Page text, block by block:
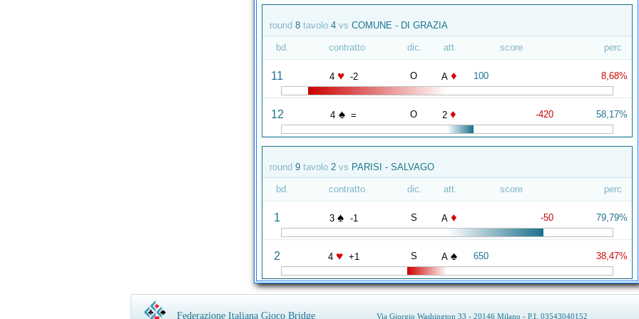
round 8 tavolo 4 vs COMUNE - DI GRAZIA
bd. contratto dic. att. score perc
11 4 ♥ -2 O A ♦ 100 8,68%
12 4 ♠ = O 2 ♦ -420 58,17%
round 9 tavolo 2 vs PARISI - SALVAGO
bd. contratto dic. att. score perc
1 3 ♠ -1 S A ♦ -50 79,79%
2 4 ♥ +1 S A ♠ 650 38,47%
Federazione Italiana Gioco Bridge Via Giorgio Washington 33 - 20146 Milano - P.I. 03543040152